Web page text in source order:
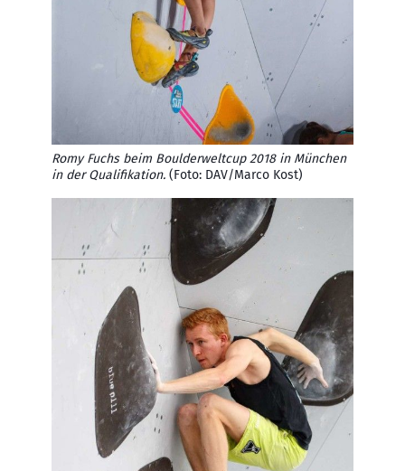
Romy Fuchs beim Boulderweltcup 2018 in München
in der Qualifikation. (Foto: DAV/Marco Kost)